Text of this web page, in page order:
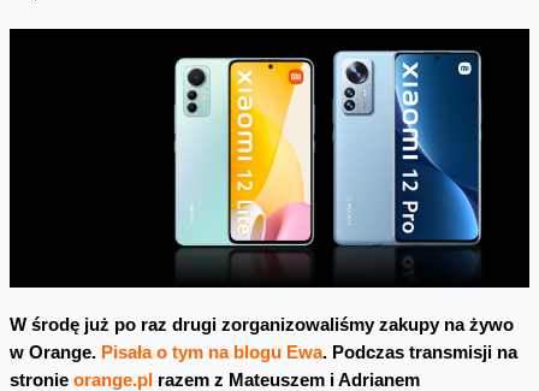
W środę już po raz drugi zorganizowaliśmy zakupy na żywo
w Orange. Pisała o tym na blogu Ewa. Podczas transmisji na
stronie orange.plrazem z Mateuszem i Adrianem